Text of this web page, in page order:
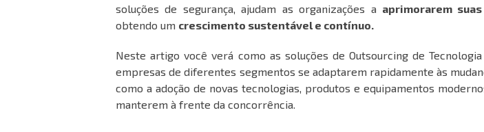
soluções de segurança, ajudam as organizações a aprimorarem
obtendo um crescimento sustentável e contínuo.
Neste artigo você verá como as soluções de Outsourcing de
empresas de diferentes segmentos se adaptarem rapidamente às
como a adoção de novas tecnologias, produtos e equipamentos
manterem à frente da concorrência.